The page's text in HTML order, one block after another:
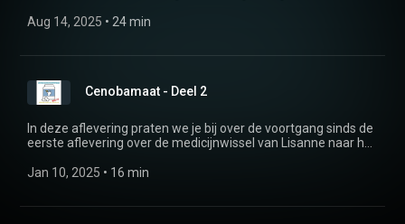
wijzigingen in de medicijnen gedaan en hoe is het met de
Aug 14, 2025 • 24 min
Cenobamaat - Deel 2
In deze aflevering praten we je bij over de voortgang sinds de
eerste aflevering over de medicijnwissel van Lisanne naar het
voor de Europese markt en sinds 2022 in Nederland is
Jan 10, 2025 • 16 min